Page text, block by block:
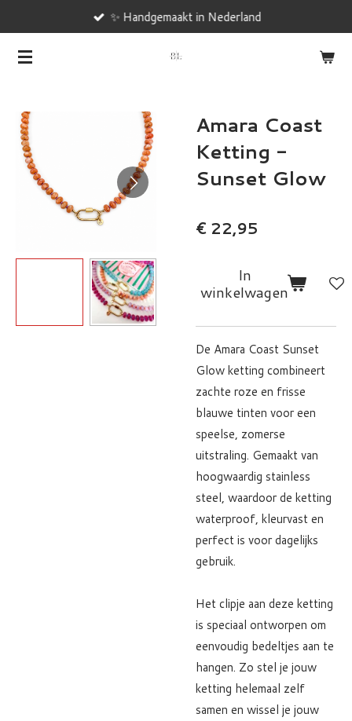
naar
✨ Handgemaakt in Nederland
Amara Coast
Ketting -
Sunset Glow
€ 22,95
In
winkelwagen
De Amara Coast Sunset
Glow ketting combineert
zachte roze en frisse
blauwe tinten voor een
speelse, zomerse
uitstraling. Gemaakt van
hoogwaardig stainless
steel, waardoor de ketting
waterproof, kleurvast en
perfect is voor dagelijks
gebruik.
Het clipje aan deze ketting
is speciaal ontworpen om
eenvoudig bedeltjes aan te
hangen. Zo stel je jouw
ketting helemaal zelf
samen en wissel je jouw